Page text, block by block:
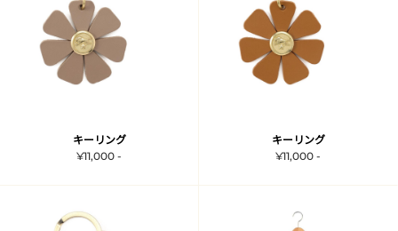
キーリング
¥11,000 -
キーリング
¥11,000 -